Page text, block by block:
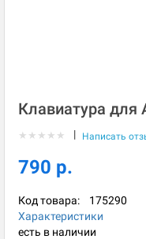
Клавиатура для
★ ★ ★ ★ ★ | Написать
790 р.
Код товара: 175290
Характеристики
есть в наличии